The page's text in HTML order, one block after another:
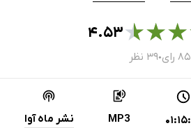
★
★
★۴.۵۳
۸۵ رای ● ۳۹ نظر
MP3 نشر ماه آوا